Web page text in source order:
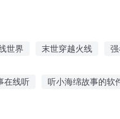
世界 末世穿越火线
在线听 听小海绵故事的软